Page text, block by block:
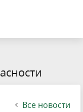
Все новости